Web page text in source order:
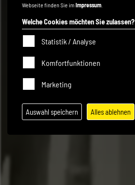
Webseite finden Sie im Impressum
Welche Cookies möchten Sie zulassen?
Statistik / Analyse
Komfortfunktionen
Marketing
Auswahl speichern Alles ablehnen